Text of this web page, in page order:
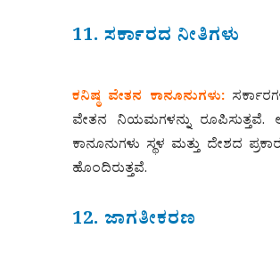
11. ಸರ್ಕಾರದ ನೀತಿಗಳು
ಕನಿಷ್ಠ ವೇತನ ಕಾನೂನುಗಳು:
ವೇತನ ನಿಯಮಗಳನ್ನು
ಕಾನೂನುಗಳು ಸ್ಥಳ ಮತ್ತು ದೇಶದ
ಹೊಂದಿರುತ್ತವೆ.
12. ಜಾಗತೀಕರಣ